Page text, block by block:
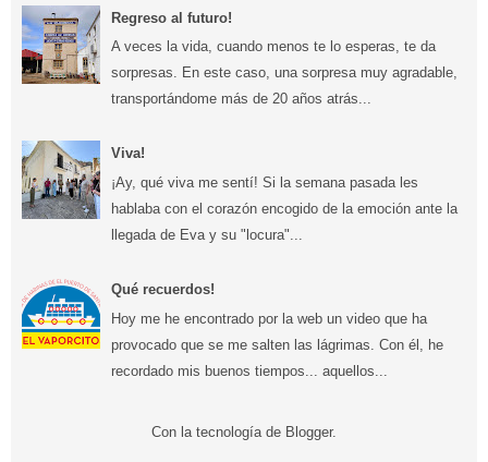
Regreso al futuro!
A veces la vida, cuando menos te lo esperas, te da
sorpresas. En este caso, una sorpresa muy agradable,
transportándome más de 20 años atrás...
Viva!
¡Ay, qué viva me sentí! Si la semana pasada les
hablaba con el corazón encogido de la emoción ante la
llegada de Eva y su "locura"...
Qué recuerdos!
Hoy me he encontrado por la web un video que ha
provocado que se me salten las lágrimas. Con él, he
recordado mis buenos tiempos... aquellos...
Con la tecnología de Blogger.